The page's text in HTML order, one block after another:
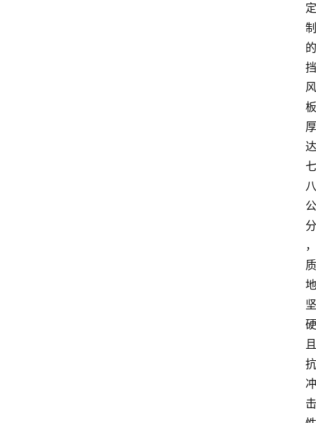
定
制
的
挡
风
板
厚
达
七
八
公
分
，
质
地
坚
硬
且
抗
冲
击